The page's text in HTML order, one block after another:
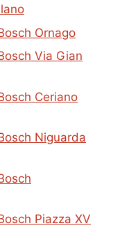
Ornago
Via Gian
Ceriano
Niguarda
Piazza XV